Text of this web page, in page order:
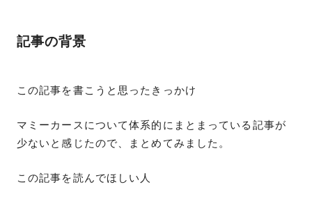
記事の背景
この記事を書こうと思ったきっかけ
マミーカースについて体系的にまとまっている記事が
少ないと感じたので、まとめてみました。
この記事を読んでほしい人